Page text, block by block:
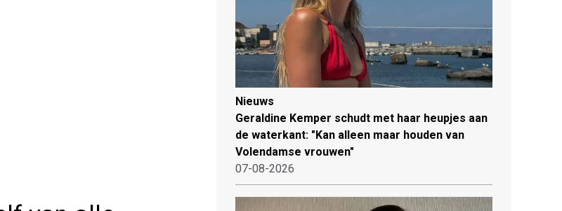
Nieuws
Geraldine Kemper schudt met haar heupjes aan
de waterkant: "Kan alleen maar houden van
Volendamse vrouwen"
07-08-2026